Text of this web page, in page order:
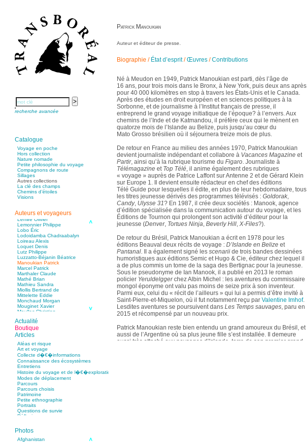
recherche avancée
Catalogue
Voyage en poche
Hors collection
Nature nomade
Petite philosophie du voyage
Compagnons de route
Sillages
Autres collections
La clé des champs
Chemins d’étoiles
Visions
Auteurs et voyageurs
Guyon Élizabeth
Haegy Jean-Marie
Hafez Kim
Halluin Bruno d’
Hardivilliers Albéric d’
Harvey James
Heimburger Mario
Hervouët Tifenn
Houdaille Christophe
Hussain Fawaz
Hussenet Emmanuel
Kerouedan Annie
Klein Julie
Klotz Lætitia
Lacarrière Jacques
Lacrampe Corine
Lagny Laurence
Laheurte Marielle
Lamotte Aymeric de
Lanni Dominique
Lanouguère-Bruneau Virginie
Lantz François
Lautier-Gaud Jean
Le Maître Anne
Leblanc Léopoldine
Leblay Julien
Lelièvre Olivier
Lemire Olivier
Lemonnier Philippe
Lobo Éric
Lodoidamba Chadraabalyn
Loireau Alexis
Loquet Denis
Lutz Philippe
Luzzatto-Béjanin Béatrice
Manoukian Patrick
Marcel Patrick
Marthaler Claude
Mathé Brian
Mathieu Sandra
Miollis Bertrand de
Mittelette Eddie
Monchaud Morgan
Mouginet Xavier
Moullec Christian
Neyret Pierre
Neyroud Michel
Nicolas Philippe
Niveau Stéphane
Noacco Cristina
Nobili Johanna
Nodet Mariette
Nodet Philippe
Ollivier-Henry Jocelyne
Olmedo Éric
Pacquier Thierry
Pajetnov Valentin
Pastureau Jean
Pavie Auguste
Pelcat Armelle
Peltier Julien
Pinchon Emmanuel
Pitiot Michaël
Poncet Sally
Actualité
Boutique
Articles
Aléas et risque
Art et voyage
Collecte d�€�informations
Connaissance des écosystèmes
Entretiens
Histoire du voyage et de l�€�exploration
Modes de déplacement
Parcours
Parcours choisis
Patrimoine
Petite ethnographie
Portraits
Questions de survie
Réflexions
Photos
Afghanistan
Patrick Manoukian
Auteur et éditeur de presse.
Biographie / État d’esprit/Œuvres /Contributions
Né à Meudon en 1949, Patrick Manoukian est parti, dès l’âge de
16 ans, pour trois mois dans le Bronx, à New York, puis deux ans après
pour 40 000 kilomètres en stop à travers les États-Unis et le Canada.
Après des études en droit européen et en sciences politiques à la
Sorbonne, et de journalisme à l’Institut français de presse, il
entreprend le grand voyage initiatique de l’époque? à l’envers. Aux
chemins de l’Inde et de Katmandou, il préfère ceux qui le mènent en
quatorze mois de l’Islande au Belize, puis jusqu’au cœur du
Mato Grosso brésilien où il séjournera treize mois de plus.
De retour en France au milieu des années 1970, Patrick Manoukian
devient journaliste indépendant et collabore à Vacances Magazine et
Partir, ainsi qu’à la rubrique tourisme du Figaro. Journaliste à
Télémagazine et Top Télé, il anime également des rubriques
« voyage » auprès de Patrice Laffont sur Antenne 2 et de Gérard Klein
sur Europe 1. Il devient ensuite rédacteur en chef des éditions
Télé Guide pour lesquelles il édite, en plus de leur hebdomadaire, tous
les titres jeunesse dérivés des programmes télévisés : Goldorak,
Candy, Ulysse 31? En 1987, il crée deux sociétés : Manook, agence
d’édition spécialisée dans la communication autour du voyage, et les
Éditions de Tournon qui prolongent son activité d’éditeur pour la
jeunesse (Denver, Tortues Ninja, Beverly Hill, X-Files?).
De retour du Brésil, Patrick Manoukian a écrit en 1978 pour les
éditions Beauval deux récits de voyage : D’Islande en Belize et
Pantanal. Il a également signé les scenarii de trois bandes dessinées
humoristiques aux éditions Semic et Hugo & Cie, éditeur chez lequel il
a de plus commis un tome de la saga des Bertignac pour la jeunesse.
Sous le pseudonyme de Ian Manook, il a publié en 2013 le roman
policier Yeruldelggerchez Albin Michel : les aventures du commissaire
mongol éponyme ont valu pas moins de seize prix à son inventeur.
Parmi eux, celui du « récit de l’ailleurs » qui lui a permis d’être invité à
Saint-Pierre-et-Miquelon, où il fut notamment reçu par Valentine Imhof.
Lesdites aventures se poursuivent dans Les Temps sauvages, paru en
2015 et récompensé par un nouveau prix.
Patrick Manoukian reste bien entendu un grand amoureux du Brésil, et
aussi de l’Argentine où sa plus jeune fille s’est installée. Il demeure
aussi très attaché aux paysages d’Islande, terre de son premier grand